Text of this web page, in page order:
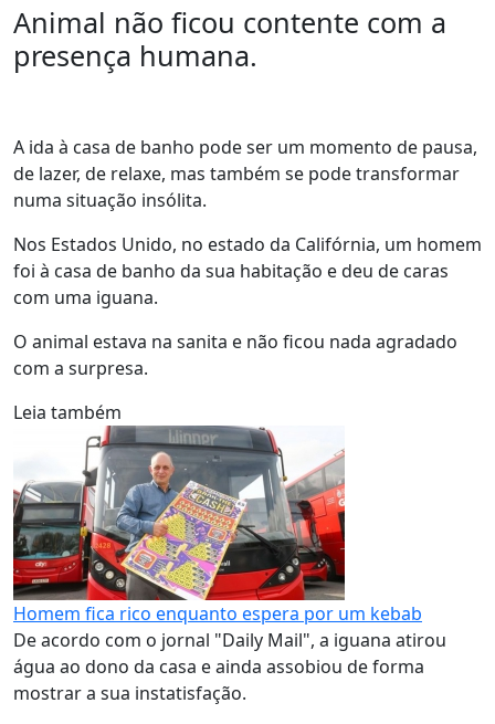
Animal não ficou contente com a
presença humana.
A ida à casa de banho pode ser um momento de pausa,
de lazer, de relaxe, mas também se pode transformar
numa situação insólita.
Nos Estados Unido, no estado da Califórnia, um homem
foi à casa de banho da sua habitação e deu de caras
com uma iguana.
O animal estava na sanita e não ficou nada agradado
com a surpresa.
Leia também
Homem fica rico enquanto espera por um kebab
De acordo com o jornal "Daily Mail", a iguana atirou
água ao dono da casa e ainda assobiou de forma
mostrar a sua instatisfação.